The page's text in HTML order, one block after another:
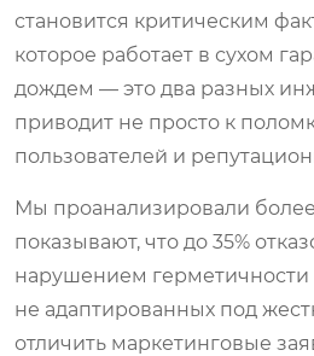
становится критическим
которое работает в сухом
дождем — это два разных
приводит не просто к
пользователей и
Мы проанализировали
показывают, что до 35%
нарушением герметичности
не адаптированных под
отличить маркетинговые